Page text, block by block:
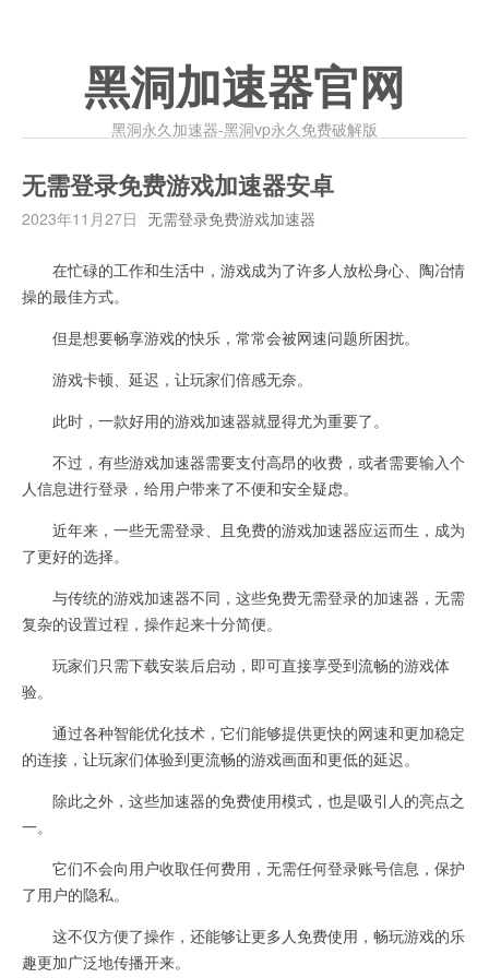
黑洞加速器官网
黑洞永久加速器-黑洞vp永久免费破解版
无需登录免费游戏加速器安卓
2023年11月27日 无需登录免费游戏加速器
在忙碌的工作和生活中，游戏成为了许多人放松身心、陶冶情
操的最佳方式。
但是想要畅享游戏的快乐，常常会被网速问题所困扰。
游戏卡顿、延迟，让玩家们倍感无奈。
此时，一款好用的游戏加速器就显得尤为重要了。
不过，有些游戏加速器需要支付高昂的收费，或者需要输入个
人信息进行登录，给用户带来了不便和安全疑虑。
近年来，一些无需登录、且免费的游戏加速器应运而生，成为
了更好的选择。
与传统的游戏加速器不同，这些免费无需登录的加速器，无需
复杂的设置过程，操作起来十分简便。
玩家们只需下载安装后启动，即可直接享受到流畅的游戏体
验。
通过各种智能优化技术，它们能够提供更快的网速和更加稳定
的连接，让玩家们体验到更流畅的游戏画面和更低的延迟。
除此之外，这些加速器的免费使用模式，也是吸引人的亮点之
一。
它们不会向用户收取任何费用，无需任何登录账号信息，保护
了用户的隐私。
这不仅方便了操作，还能够让更多人免费使用，畅玩游戏的乐
趣更加广泛地传播开来。